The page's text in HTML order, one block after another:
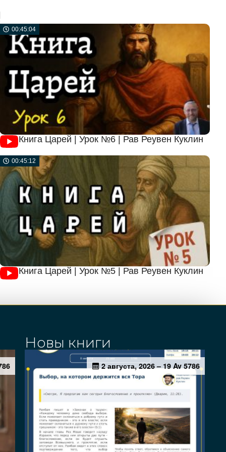
00:45:04
Книга Царей | Урок №6 | Рав Реувен Куклин
00:45:12
Книга Царей | Урок №5 | Рав Реувен Куклин
Новы книги